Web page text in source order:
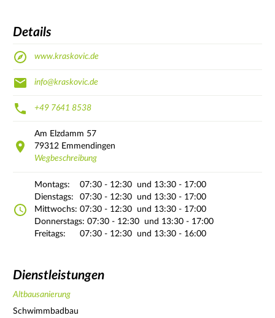
Details
www.kraskovic.de
info@kraskovic.de
+49 7641 8538
Am Elzdamm 57
79312 Emmendingen
Wegbeschreibung
Montags: 07:30 - 12:30
und 13:30 - 17:00
Dienstags:
07:30 - 12:30
und 13:30 - 17:00
Mittwochs: 07:30 - 12:30
und 13:30 - 17:00
Donnerstags: 07:30 - 12:30
und 13:30 - 17:00
Freitags:
07:30 - 12:30 und 13:30 - 16:00
Dienstleistungen
Altbausanierung
Schwimmbadbau